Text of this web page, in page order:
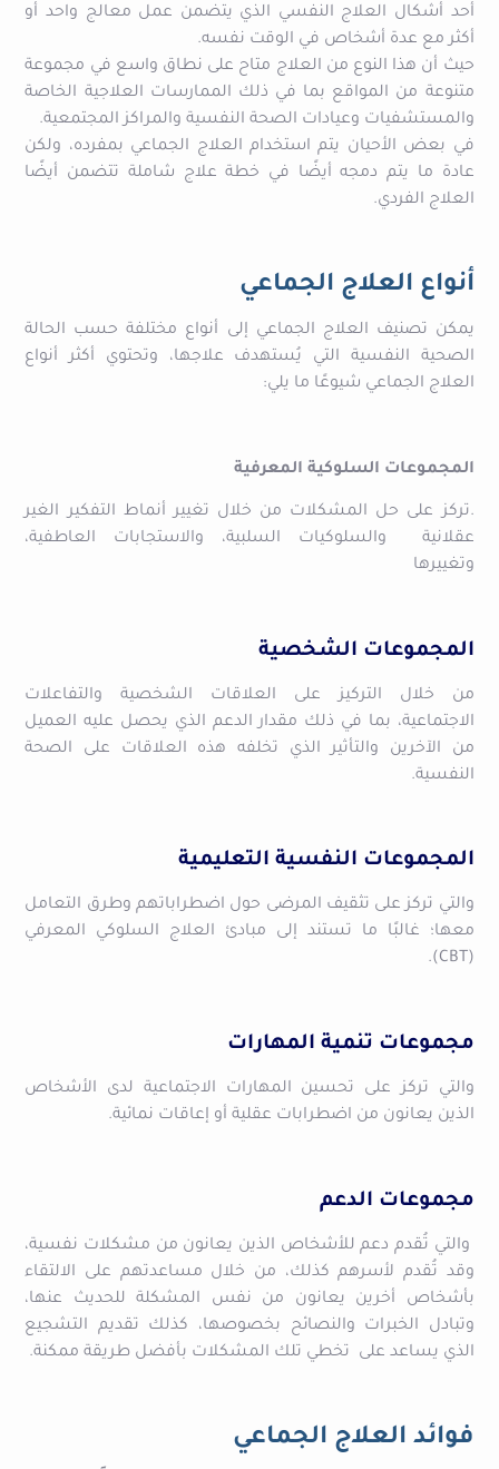
أحد أشكال العلاج النفسي الذي يتضمن عمل معالج واحد أو
أكثر مع عدة أشخاص في الوقت نفسه.
حيث أن هذا النوع من العلاج متاح على نطاق واسع في مجموعة
متنوعة من المواقع بما في ذلك الممارسات العلاجية الخاصة
والمستشفيات وعيادات الصحة النفسية والمراكز المجتمعية.
في بعض الأحيان يتم استخدام العلاج الجماعي بمفرده، ولكن
عادة ما يتم دمجه أيضًا في خطة علاج شاملة تتضمن أيضًا
العلاج الفردي.
أنواع العلاج الجماعي
يمكن تصنيف العلاج الجماعي إلى أنواع مختلفة حسب الحالة
الصحية النفسية التي يُستهدف علاجها، وتحتوي أكثر أنواع
العلاج الجماعي شيوعًا ما يلي:
المجموعات السلوكية المعرفية
.تركز على حل المشكلات من خلال تغيير أنماط التفكير الغير
عقلانية والسلوكيات السلبية، والاستجابات العاطفية،
وتغييرها
المجموعات الشخصية
من خلال التركيز على العلاقات الشخصية والتفاعلات
الاجتماعية، بما في ذلك مقدار الدعم الذي يحصل عليه العميل
من الآخرين والتأثير الذي تخلفه هذه العلاقات على الصحة
النفسية.
المجموعات النفسية التعليمية
والتي تركز على تثقيف المرضى حول اضطراباتهم وطرق التعامل
معها؛ غالبًا ما تستند إلى مبادئ العلاج السلوكي المعرفي
(CBT).
مجموعات تنمية المهارات
والتي تركز على تحسين المهارات الاجتماعية لدى الأشخاص
الذين يعانون من اضطرابات عقلية أو إعاقات نمائية.
مجموعات الدعم
والتي تُقدم دعم للأشخاص الذين يعانون من مشكلات نفسية،
وقد تُقدم لأسرهم كذلك، من خلال مساعدتهم على الالتقاء
بأشخاص أخرين يعانون من نفس المشكلة للحديث عنها،
وتبادل الخبرات والنصائح بخصوصها، كذلك تقديم التشجيع
الذي يساعد على تخطي تلك المشكلات بأفضل طريقة ممكنة.
فوائد العلاج الجماعي